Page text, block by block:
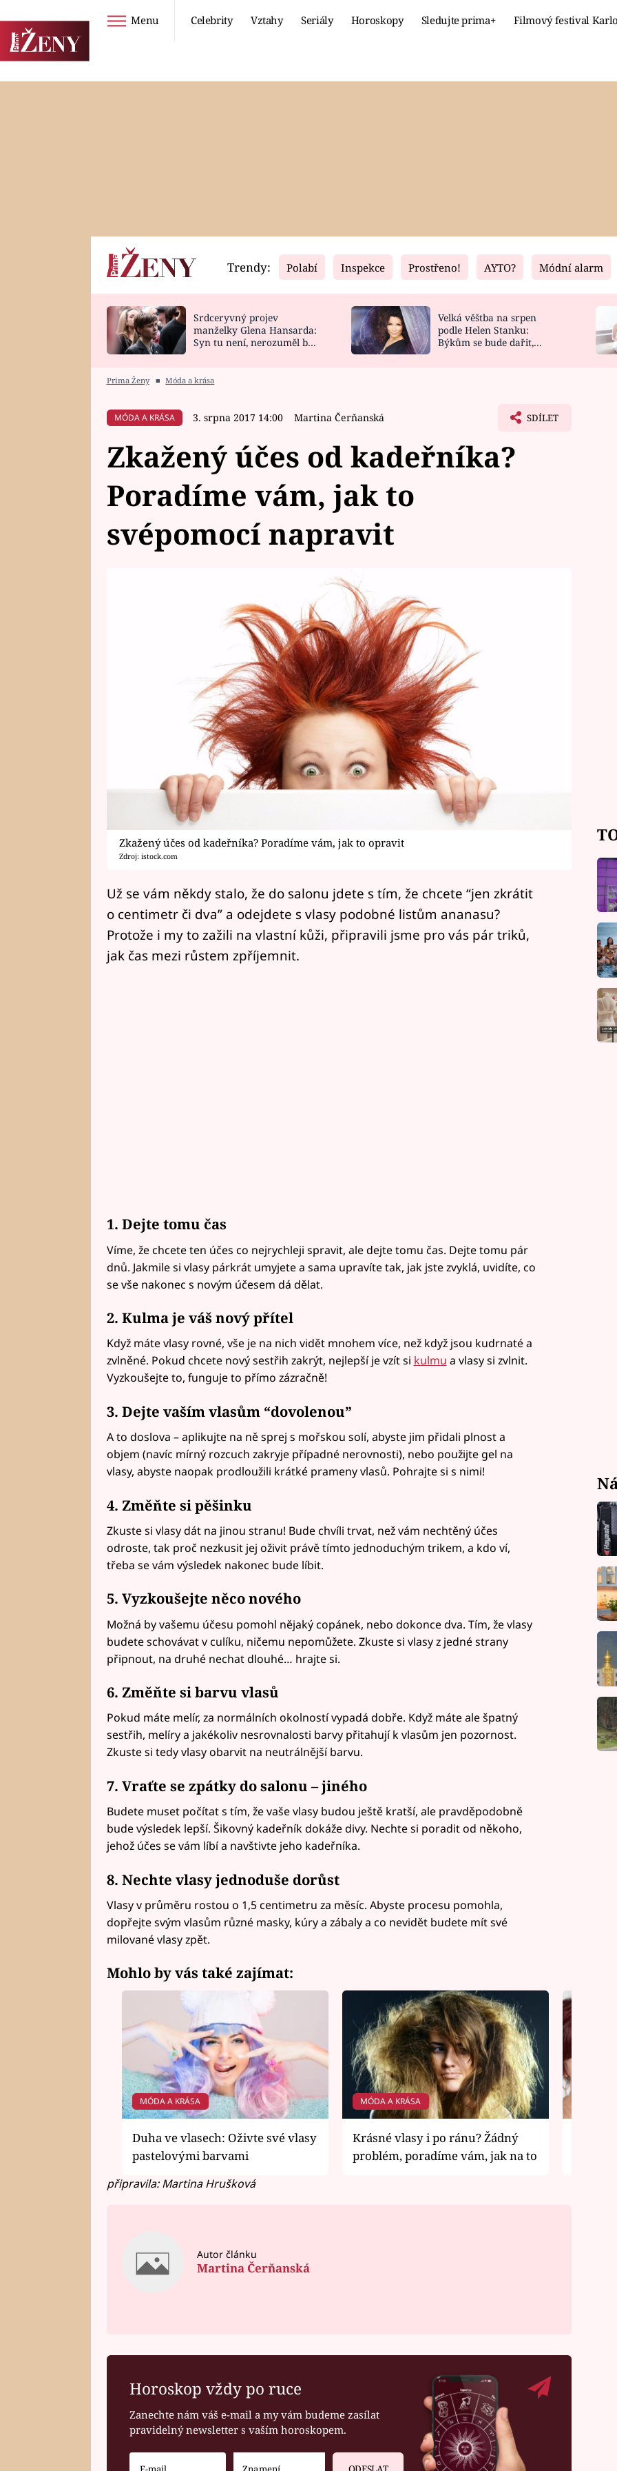
Menu Celebrity Vztahy Seriály Horoskopy Sledujte prima+ Filmový festival
Horoskopy
HOROSKOP NA
Video
CELEBRITY
VAŘENÍ
Fresh
NOVINKY
VIDEORECEPTY
Living
DESIGN
Trendy: Polabí Inspekce Prostřeno! AYTO? Módní alarm
Srdceryvný projev
manželky Glena Hansarda:
Syn tu není, nerozuměl by
Velká věštba na srpen
podle Helen Stanku:
Býkům se bude dařit,
Prima Ženy ■ Móda a krása
MÓDA A KRÁSA 3. srpna 2017 14:00 Martina Čerňanská SDÍLET
Zkažený účes od kadeřníka?
Poradíme vám, jak to
svépomocí napravit
Zkažený účes od kadeřníka? Poradíme vám, jak to opravit
Zdroj: istock.com
Už se vám někdy stalo, že do salonu jdete s tím, že chcete “jen zkrátit
o centimetr či dva” a odejdete s vlasy podobné listům ananasu?
Protože i my to zažili na vlastní kůži, připravili jsme pro vás pár triků,
jak čas mezi růstem zpříjemnit.
1. Dejte tomu čas
Víme, že chcete ten účes co nejrychleji spravit, ale dejte tomu čas. Dejte tomu pár
dnů. Jakmile si vlasy párkrát umyjete a sama upravíte tak, jak jste zvyklá, uvidíte, co
se vše nakonec s novým účesem dá dělat.
2. Kulma je váš nový přítel
Když máte vlasy rovné, vše je na nich vidět mnohem více, než když jsou kudrnaté a
zvlněné. Pokud chcete nový sestřih zakrýt, nejlepší je vzít si kulmu a vlasy si zvlnit.
Vyzkoušejte to, funguje to přímo zázračně!
3. Dejte vaším vlasům “dovolenou”
A to doslova – aplikujte na ně sprej s mořskou solí, abyste jim přidali plnost a
objem (navíc mírný rozcuch zakryje případné nerovnosti), nebo použijte gel na
vlasy, abyste naopak prodloužili krátké prameny vlasů. Pohrajte si s nimi!
4. Změňte si pěšinku
Zkuste si vlasy dát na jinou stranu! Bude chvíli trvat, než vám nechtěný účes
odroste, tak proč nezkusit jej oživit právě tímto jednoduchým trikem, a kdo ví,
třeba se vám výsledek nakonec bude líbit.
5. Vyzkoušejte něco nového
Možná by vašemu účesu pomohl nějaký copánek, nebo dokonce dva. Tím, že vlasy
budete schovávat v culíku, ničemu nepomůžete. Zkuste si vlasy z jedné strany
připnout, na druhé nechat dlouhé… hrajte si.
6. Změňte si barvu vlasů
Pokud máte melír, za normálních okolností vypadá dobře. Když máte ale špatný
sestřih, melíry a jakékoliv nesrovnalosti barvy přitahují k vlasům jen pozornost.
Zkuste si tedy vlasy obarvit na neutrálnější barvu.
7. Vraťte se zpátky do salonu – jiného
Budete muset počítat s tím, že vaše vlasy budou ještě kratší, ale pravděpodobně
bude výsledek lepší. Šikovný kadeřník dokáže divy. Nechte si poradit od někoho,
jehož účes se vám líbí a navštivte jeho kadeřníka.
8. Nechte vlasy jednoduše dorůst
Vlasy v průměru rostou o 1,5 centimetru za měsíc. Abyste procesu pomohla,
dopřejte svým vlasům různé masky, kúry a zábaly a co nevidět budete mít své
milované vlasy zpět.
Mohlo by vás také zajímat:
MÓDA A KRÁSA
Duha ve vlasech: Oživte své vlasy
pastelovými barvami
MÓDA A KRÁSA
Krásné vlasy i po ránu? Žádný
problém, poradíme vám, jak na to
připravila: Martina Hrušková
Autor článku
Martina Čerňanská
Horoskop vždy po ruce
Zanechte nám váš e-mail a my vám budeme zasílat
pravidelný newsletter s vaším horoskopem.